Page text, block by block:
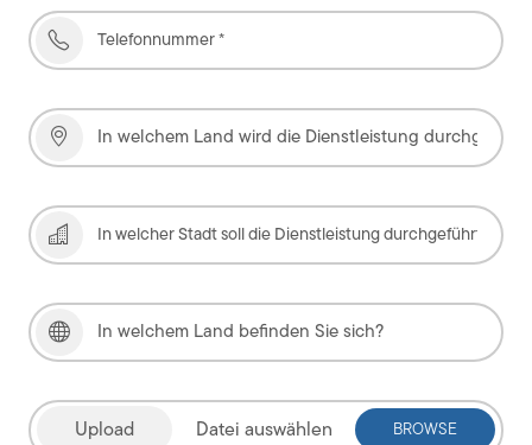
Datei auswählen